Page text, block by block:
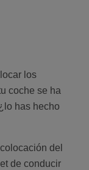
los
coche se ha
has hecho
del
de conducir